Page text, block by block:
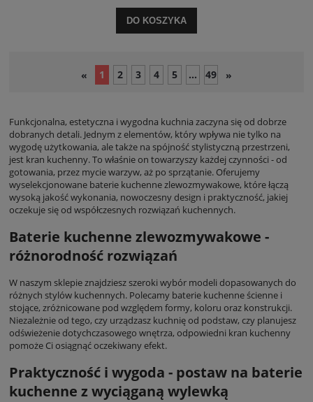
DO KOSZYKA
« 1 2 3 4 5 ... 49 »
Funkcjonalna, estetyczna i wygodna kuchnia zaczyna się od dobrze
dobranych detali. Jednym z elementów, który wpływa nie tylko na
wygodę użytkowania, ale także na spójność stylistyczną przestrzeni,
jest kran kuchenny. To właśnie on towarzyszy każdej czynności - od
gotowania, przez mycie warzyw, aż po sprzątanie. Oferujemy
wyselekcjonowane baterie kuchenne zlewozmywakowe, które łączą
wysoką jakość wykonania, nowoczesny design i praktyczność, jakiej
oczekuje się od współczesnych rozwiązań kuchennych.
Baterie kuchenne zlewozmywakowe -
różnorodność rozwiązań
W naszym sklepie znajdziesz szeroki wybór modeli dopasowanych do
różnych stylów kuchennych. Polecamy baterie kuchenne ścienne i
stojące, zróżnicowane pod względem formy, koloru oraz konstrukcji.
Niezależnie od tego, czy urządzasz kuchnię od podstaw, czy planujesz
odświeżenie dotychczasowego wnętrza, odpowiedni kran kuchenny
pomoże Ci osiągnąć oczekiwany efekt.
Praktyczność i wygoda - postaw na baterie
kuchenne z wyciąganą wylewką